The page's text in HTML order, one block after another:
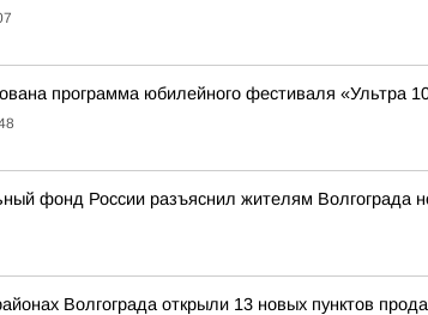
программа юбилейного фестиваля «Ультра
фонд России разъяснил жителям Волгограда
Волгограда открыли 13 новых пунктов